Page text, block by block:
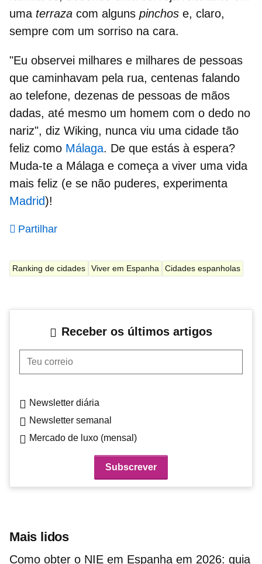
uma terraza com alguns pinchos e, claro,
sempre com um sorriso na cara.
"Eu observei milhares e milhares de pessoas
que caminhavam pela rua, centenas falando
ao telefone, dezenas de pessoas de mãos
dadas, até mesmo um homem com o dedo no
nariz", diz Wiking, nunca viu uma cidade tão
feliz como Málaga. De que estás à espera?
Muda-te a Málaga e começa a viver uma vida
mais feliz (e se não puderes, experimenta
Madrid)!
Partilhar
Ranking de cidades Viver em Espanha Cidades espanholas
Receber os últimos artigos
Teu correio
Newsletter diária
Newsletter semanal
Mercado de luxo (mensal)
Mais lidos
Como obter o NIE em Espanha em 2026: guia